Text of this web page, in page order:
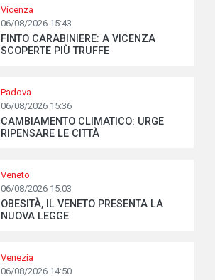
Vicenza
06/08/2026 15:43
FINTO CARABINIERE: A VICENZA
SCOPERTE PIÙ TRUFFE
Padova
06/08/2026 15:36
CAMBIAMENTO CLIMATICO: URGE
RIPENSARE LE CITTÀ
Veneto
06/08/2026 15:03
OBESITÀ, IL VENETO PRESENTA LA
NUOVA LEGGE
Venezia
06/08/2026 14:50